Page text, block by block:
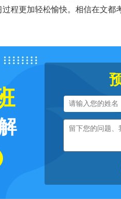
程更加轻松愉快。相信在文